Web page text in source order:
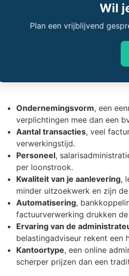
Wil
Plan een vrijblijvend
Ondernemingsvorm, een
verplichtingen mee dan een
Aantal transacties, veel
verwerkingstijd.
Personeel,
per loonstrook.
Kwaliteit van je aanlevering,
minder uitzoekwerk en zijn
Automatisering,
factuurverwerking drukken
Ervaring van de
belastingadviseur rekent een
Kantoortype, een online
scherper prijzen dan een